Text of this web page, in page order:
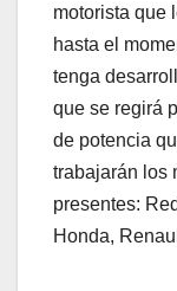
motorista que
hasta el
tenga
que se regirá
de potencia
trabajarán los
presentes:
Honda,